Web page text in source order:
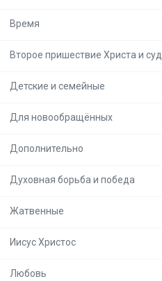
Время
Второе пришествие Христа и суд
Детские и семейные
Для новообращённых
Дополнительно
Духовная борьба и победа
Жатвенные
Иисус Христос
Любовь